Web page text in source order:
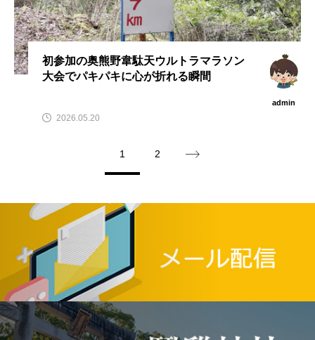
初参加の奥熊野韋駄天ウルトラマラソン
大会でパキパキに心が折れる瞬間
admin
2026.05.20
1 2